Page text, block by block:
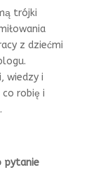
trójki
z dziećmi
wiedzy i
robię i
pytanie